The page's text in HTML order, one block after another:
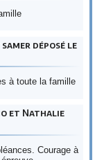
déposé le
à toute la famille
et Nathalie
Courage à